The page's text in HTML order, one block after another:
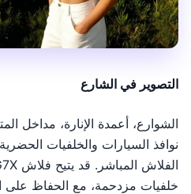
التصوير في الشارع
الشوارع، أعمدة الإنارة، مداخل
نوافذ السيارات والخلفيات
خلفيات مزدحمة، مع الحفاظ على